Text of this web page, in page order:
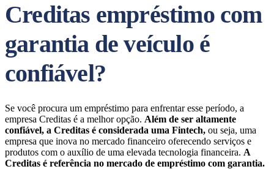
Creditas empréstimo com
garantia de veículo é
confiável?
Se você procura um empréstimo para enfrentar esse período, a
empresa Creditas é a melhor opção. Além de ser altamente
confiável, a Creditas é considerada uma Fintech, ou seja, uma
empresa que inova no mercado financeiro oferecendo serviços e
produtos com o auxílio de uma elevada tecnologia financeira. A
Creditas é referência no mercado de empréstimo com garantia.